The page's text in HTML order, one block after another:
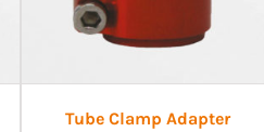
Tube Clamp Adapter